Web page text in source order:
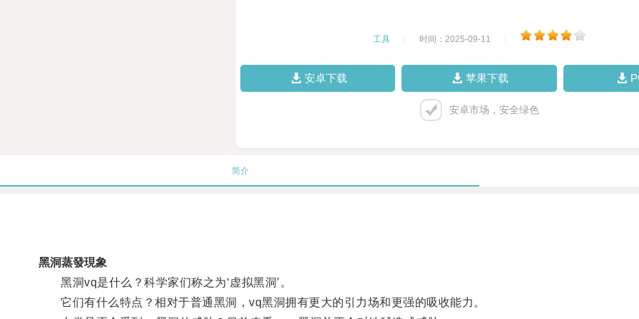
工具 时间：2025-09-11
安卓下载 苹果下载
安卓市场，安全绿色
简介
黑洞蒸發現象
黑洞vq是什么？科学家们称之为‘虚拟黑洞’。
它们有什么特点？相对于普通黑洞，vq黑洞拥有更大的引力场和更强的吸收能力。